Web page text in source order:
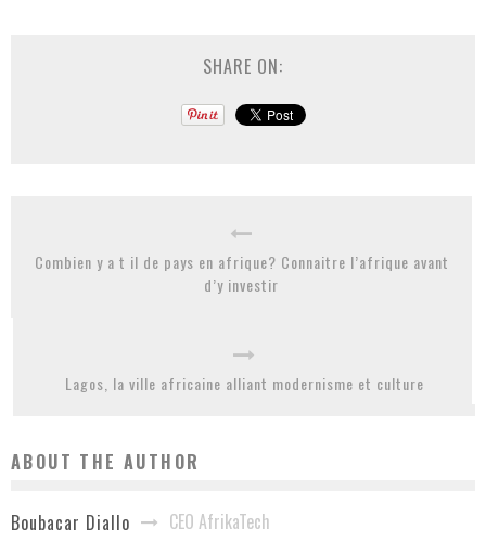
SHARE ON:
Combien y a t il de pays en afrique? Connaitre l’afrique avant
d’y investir
Lagos, la ville africaine alliant modernisme et culture
ABOUT THE AUTHOR
Boubacar Diallo CEO AfrikaTech